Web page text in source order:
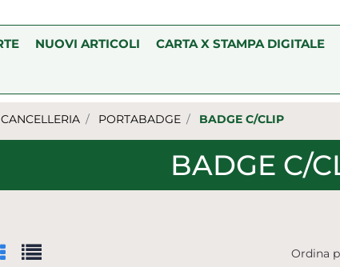
NUOVI ARTICOLI CARTA X STAMPA DIGITALE
CANCELLERIA PORTABADGE BADGE C/CLIP
BADGE C/
Ordina